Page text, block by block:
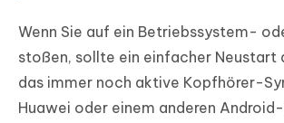
Wenn Sie auf ein Betriebssystem-
stoßen, sollte ein einfacher Neustart
das immer noch aktive Kopfhörer-
Huawei oder einem anderen